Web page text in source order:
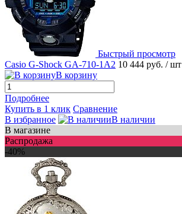
Быстрый просмотр
Casio G-Shock GA-710-1A2 10 444 руб. / шт
В корзину
Подробнее
Купить в 1 клик Сравнение
В избранное
В наличии
В магазине
Распродажа
-40%